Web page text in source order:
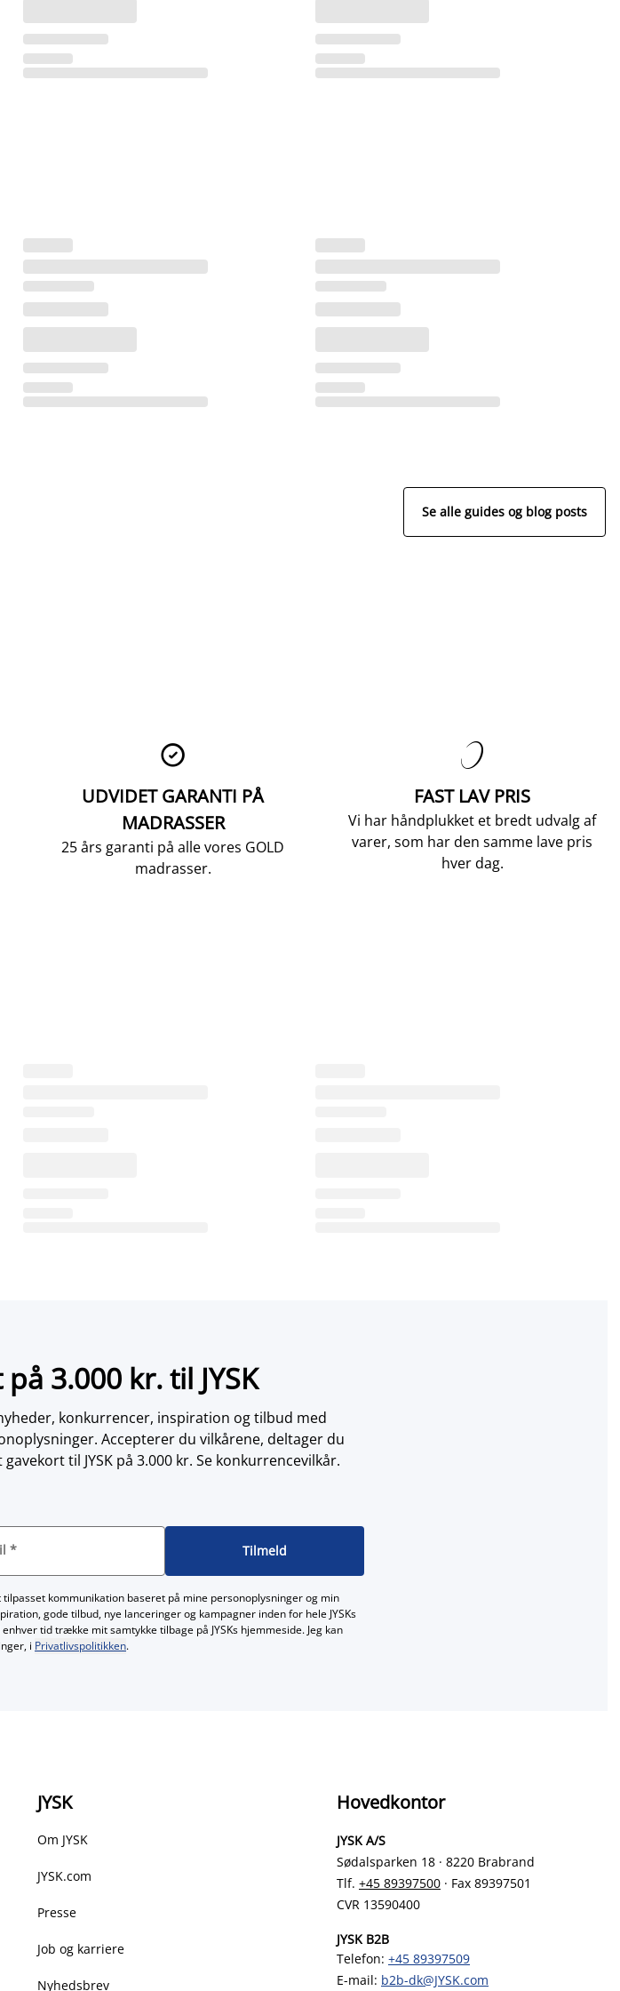
Se alle guides og blog posts

UDVIDET GARANTI PÅ
MADRASSER
25 års garanti på alle vores GOLD
madrasser.

FAST LAV PRIS
Vi har håndplukket et bredt udvalg af
varer, som har den samme lave pris
hver dag.
3.000 kr. til JYSK
konkurrencer, inspiration og tilbud med
Accepterer du vilkårene, deltager du
til JYSK på 3.000 kr. Se konkurrencevilkår.
* Tilmeld
kommunikation baseret på mine personoplysninger og min
gode tilbud, nye lanceringer og kampagner inden for hele JYSKs
enhver tid trække mit samtykke tilbage på JYSKs hjemmeside. Jeg kan
i Privatlivspolitikken.
JYSK
Om JYSK
JYSK.com
Presse
Job og karriere
Nyhedsbrev
Hovedkontor
JYSK A/S
Sødalsparken 18 · 8220 Brabrand
Tlf. +45 89397500 · Fax 89397501
CVR 13590400
JYSK B2B
Telefon: +45 89397509
E-mail: b2b-dk@JYSK.com